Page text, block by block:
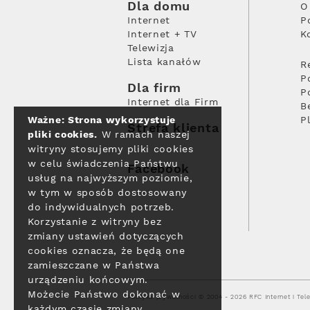
Dla domu
Internet
Internet + TV
Telewizja
Lista kanałów
Dla firm
Internet dla Firm
Strefa klienta
Facebook
Polityka prywatności © 2004 - 2026 RFC Internet i
Ważne: Strona wykorzystuje
pliki cookies. W ramach naszej
witryny stosujemy pliki cookies
w celu świadczenia Państwu
usług na najwyższym poziomie,
w tym w sposób dostosowany
do indywidualnych potrzeb.
Korzystanie z witryny bez
zmiany ustawień dotyczących
cookies oznacza, że będą one
zamieszczane w Państwa
urządzeniu końcowym.
Możecie Państwo dokonać w